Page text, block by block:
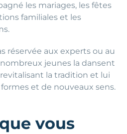
les mariages, les fêtes
familiales et les
réservée aux experts ou au
nombreux jeunes la dansent
la tradition et lui
et de nouveaux sens.
vous